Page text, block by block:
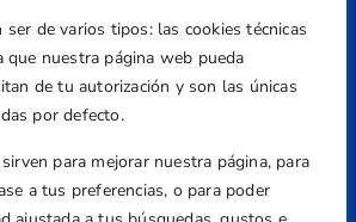
ser de varios tipos: las cookies técnicas
que nuestra página web pueda
de tu autorización y son las únicas
por defecto.
para mejorar nuestra página, para
a tus preferencias, o para poder
+34 961 367 799
Email
Aviso Legal
de Privacidad